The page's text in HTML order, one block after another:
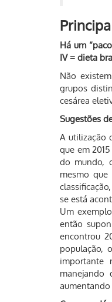
Há um
IV = dieta
Não
grupos
cesárea
Sugestões
A utilização
que em
do mundo,
mesmo
se está
Um
então
encontrou
população,
importante
manejando